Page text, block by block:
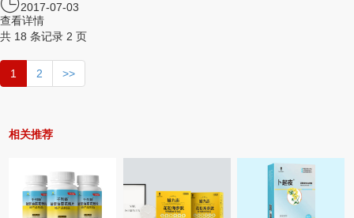
2017-07-03
查看详情
共 18 条记录 2 页
1 2 >>
相关推荐